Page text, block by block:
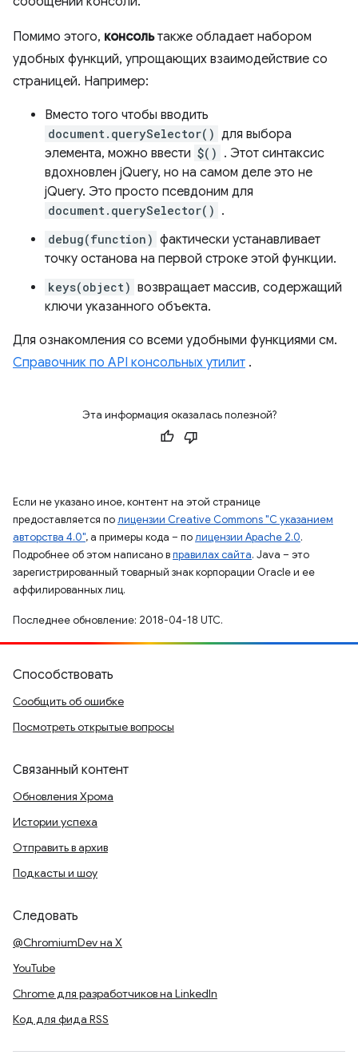
Помимо этого, консольтакже обладает набором
удобных функций, упрощающих взаимодействие со
страницей. Например:
Вместо того чтобы вводить
document.querySelector() для выбора
элемента, можно ввести $() . Этот синтаксис
вдохновлен jQuery, но на самом деле это не
jQuery. Это просто псевдоним для
document.querySelector() .
debug(function) фактически устанавливает
точку останова на первой строке этой функции.
keys(object) возвращает массив, содержащий
ключи указанного объекта.
Для ознакомления со всеми удобными функциями см.
Справочник по API консольных утилит .
Эта информация оказалась полезной?
Если не указано иное, контент на этой странице
предоставляется полицензии Creative Commons "С указанием
авторства 4.0", а примеры кода – полицензии Apache 2.0.
Подробнее об этом написано вправилах сайта. Java – это
зарегистрированный товарный знак корпорации Oracle и ее
аффилированных лиц.
Последнее обновление: 2018-04-18 UTC.
Способствовать
Сообщить об ошибке
Посмотреть открытые вопросы
Связанный контент
Обновления Хрома
Истории успеха
Отправить в архив
Подкасты и шоу
Следовать
@ChromiumDev на X
YouTube
Chrome для разработчиков на LinkedIn
Код для фида RSS